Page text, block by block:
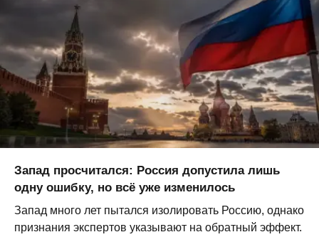
Запад просчитался: Россия допустила лишь
одну ошибку, но всё уже изменилось
Запад много лет пытался изолировать Россию, однако
признания экспертов указывают на обратный эффект.